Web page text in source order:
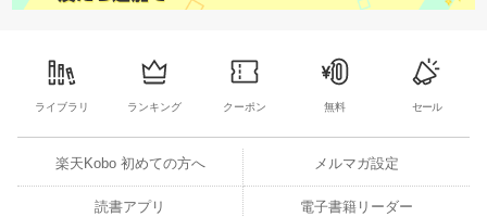
ライブラリ ランキング クーポン 無料 セール
楽天Kobo 初めての方へ メルマガ設定
読書アプリ 電子書籍リーダー